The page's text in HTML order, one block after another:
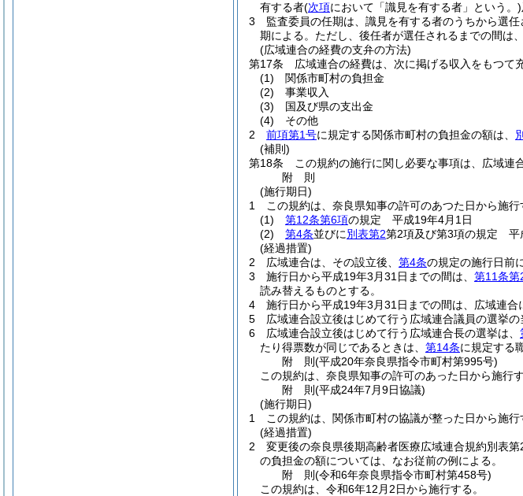
有する者(次項において「識見を有する者」という。)
3
監査委員の任期は、識見を有する者のうちから選
期による。 ただし、後任者が選任されるまでの間は
(広域連合の経費の支弁の方法)
第17条
広域連合の経費は、次に掲げる収入をもつて
(1)
関係市町村の負担金
(2)
事業収入
(3)
国及び県の支出金
(4)
その他
2
前項第1号に規定する関係市町村の負担金の額は、
(補則)
第18条
この規約の施行に関し必要な事項は、広域連
附 則
(施行期日)
1
この規約は、奈良県知事の許可のあつた日から施行
(1)
第12条第6項の規定 平成19年4月1日
(2)
第4条並びに別表第2第2項及び第3項の規定 平
(経過措置)
2
広域連合は、その設立後、 第4条の規定の施行日前
3
施行日から平成19年3月31日までの間は、 第11条第
読み替えるものとする。
4
施行日から平成19年3月31日までの間は、広域連合
5
広域連合設立後はじめて行う広域連合議員の選挙
6
広域連合設立後はじめて行う広域連合長の選挙は、
たり得票数が同じであるときは、 第14条に規定する
附 則(平成20年奈良県指令市町村第995号)
この規約は、奈良県知事の許可のあった日から施行す
附 則(平成24年7月9日協議)
(施行期日)
1
この規約は、関係市町村の協議が整った日から施行
(経過措置)
2
変更後の奈良県後期高齢者医療広域連合規約別表
の負担金の額については、なお従前の例による。
附 則(令和6年奈良県指令市町村第458号)
この規約は、令和6年12月2日から施行する。